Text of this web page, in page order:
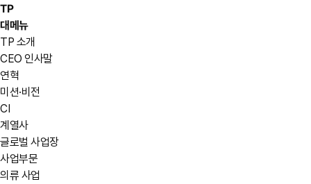
TP
대메뉴
TP 소개
CEO 인사말
연혁
미션·비전
CI
계열사
글로벌 사업장
사업부문
의류 사업